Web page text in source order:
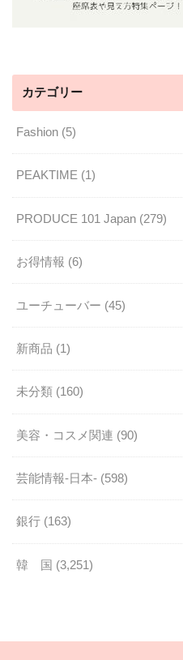
カテゴリー
Fashion (5)
PEAKTIME (1)
PRODUCE 101 Japan (279)
お得情報 (6)
ユーチューバー (45)
新商品 (1)
未分類 (160)
美容・コスメ関連 (90)
芸能情報-日本- (598)
銀行 (163)
韓 国 (3,251)